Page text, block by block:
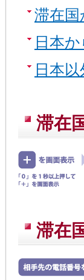
滞在
日本
日本
滞在
滞在